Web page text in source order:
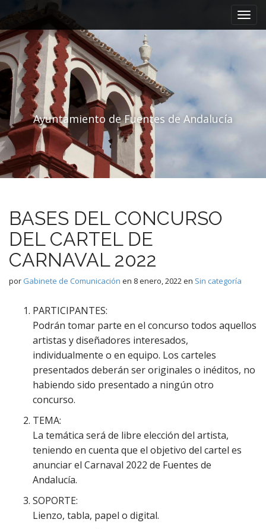
Menú principal
Saltar al contenido
Ayuntamiento de Fuentes de Andalucía
BASES DEL CONCURSO
DEL CARTEL DE
CARNAVAL 2022
por Gabinete de Comunicación en 8 enero, 2022en Sin categoría
PARTICIPANTES:
Podrán tomar parte en el concurso todos aquellos
artistas y diseñadores interesados,
individualmente o en equipo. Los carteles
presentados deberán ser originales o inéditos, no
habiendo sido presentado a ningún otro
concurso.
TEMA:
La temática será de libre elección del artista,
teniendo en cuenta que el objetivo del cartel es
anunciar el Carnaval 2022 de Fuentes de
Andalucía.
SOPORTE:
Lienzo, tabla, papel o digital.